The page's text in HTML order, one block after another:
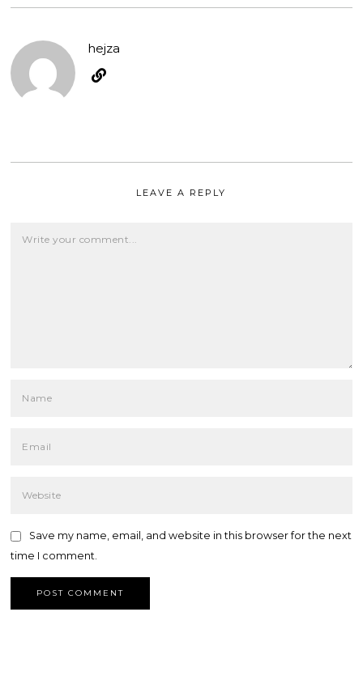
hejza
LEAVE A REPLY
Save my name, email, and website in this browser for the next
time I comment.